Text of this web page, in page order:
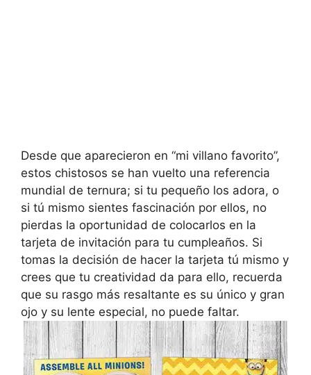
Desde que aparecieron en “mi villano favorito”,
estos chistosos se han vuelto una referencia
mundial de ternura; si tu pequeño los adora, o
si tú mismo sientes fascinación por ellos, no
pierdas la oportunidad de colocarlos en la
tarjeta de invitación para tu cumpleaños. Si
tomas la decisión de hacer la tarjeta tú mismo y
crees que tu creatividad da para ello, recuerda
que su rasgo más resaltante es su único y gran
ojo y su lente especial, no puede faltar.